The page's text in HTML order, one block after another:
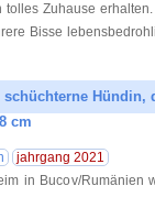
Zuhause
Bisse
Hündin,
cm
jahrgang 2021
in Bucov/